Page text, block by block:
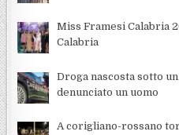
Miss Framesi Calabria
Calabria
Droga nascosta sotto
denunciato un uomo
A corigliano-rossano